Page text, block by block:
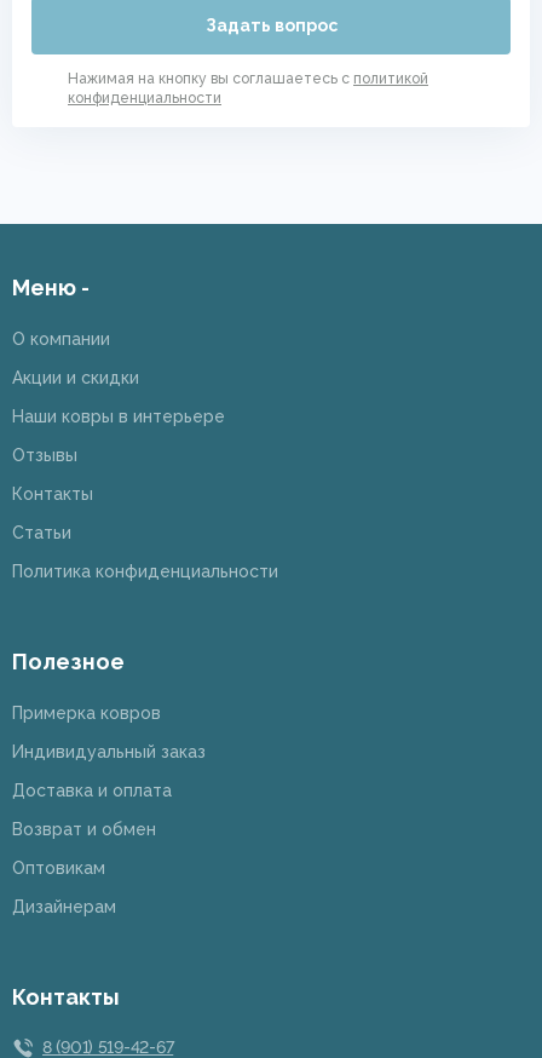
Задать вопрос
Нажимая на кнопку вы соглашаетесь с политикой
конфиденциальности
Меню -
О компании
Акции и скидки
Наши ковры в интерьере
Отзывы
Контакты
Статьи
Политика конфиденциальности
Полезное
Примерка ковров
Индивидуальный заказ
Доставка и оплата
Возврат и обмен
Оптовикам
Дизайнерам
Контакты
8 (901) 519-42-67